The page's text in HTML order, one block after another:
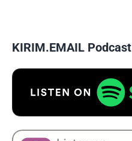
KIRIM.EMAIL Podcast